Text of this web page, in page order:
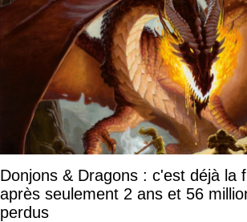
Donjons & Dragons : c'est déjà la
après seulement 2 ans et 56
perdus